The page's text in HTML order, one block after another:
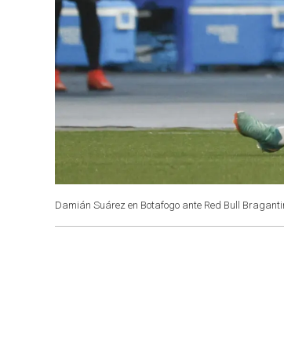
Damián Suárez en Botafogo ante Red Bull